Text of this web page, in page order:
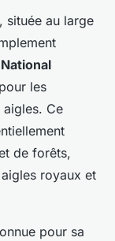
située au large
les
aigles. Ce
de forêts,
royaux et
pour sa